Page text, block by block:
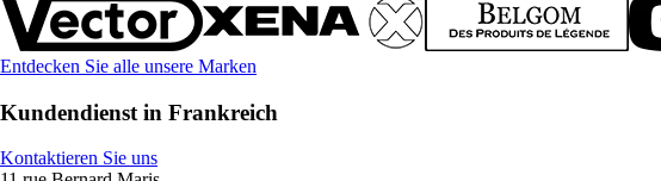
Entdecken Sie alle unsere Marken
Kundendienst in Frankreich
Kontaktieren Sie uns